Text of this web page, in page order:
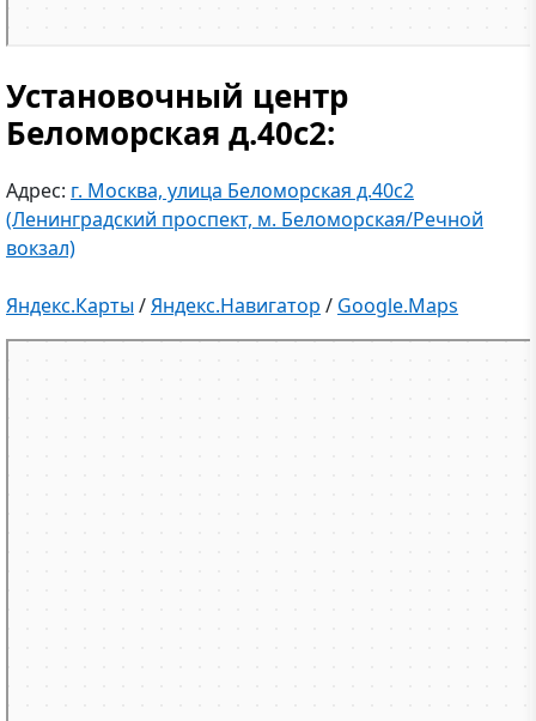
Установочный центр
Беломорская д.40с2:
Адрес: г. Москва, улица Беломорская д.40с2
(Ленинградский проспект, м. Беломорская/Речной
вокзал)
Яндекс.Карты/Яндекс.Навигатор / Google.Maps